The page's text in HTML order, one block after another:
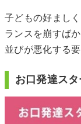
子どもの好まし
ランスを崩すば
並びが悪化する
お口発達ス